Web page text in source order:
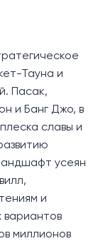
Тауна и
Пасак,
и Банг Джо, в
славы и
усеян
и
миллионов